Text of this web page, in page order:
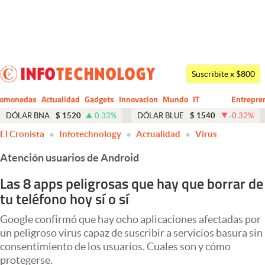
Dólar
Economía y Política
Finanzas y Mercados
Mercados Online
Negocios
Columnistas
Otras secciones
Apertura
Suscribite x $800
Actualidad Gadgets Innovacion Mundo
CIO
IT
Business
DÓLAR BNA $ 1520 0.33% DÓLAR BLUE $ 1540 -0.32%
El Cronista Infotechnology Actualidad Virus
Atención usuarios de Android
Las 8 apps peligrosas que hay que borrar de
tu teléfono hoy sí o sí
Google confirmó que hay ocho aplicaciones afectadas por
un peligroso virus capaz de suscribir a servicios basura sin
consentimiento de los usuarios. Cuales son y cómo
protegerse.